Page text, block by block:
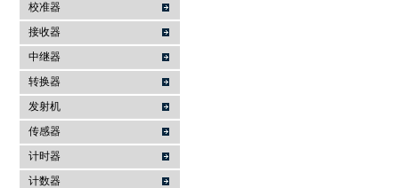
校准器
接收器
中继器
转换器
发射机
传感器
计时器
计数器